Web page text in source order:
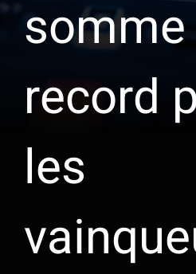
somme
record
les